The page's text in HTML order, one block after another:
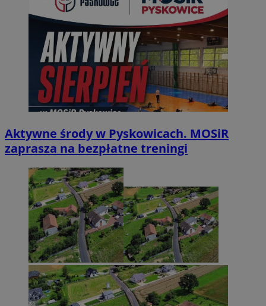
Aktywne środy w Pyskowicach. MOSiR
zaprasza na bezpłatne treningi